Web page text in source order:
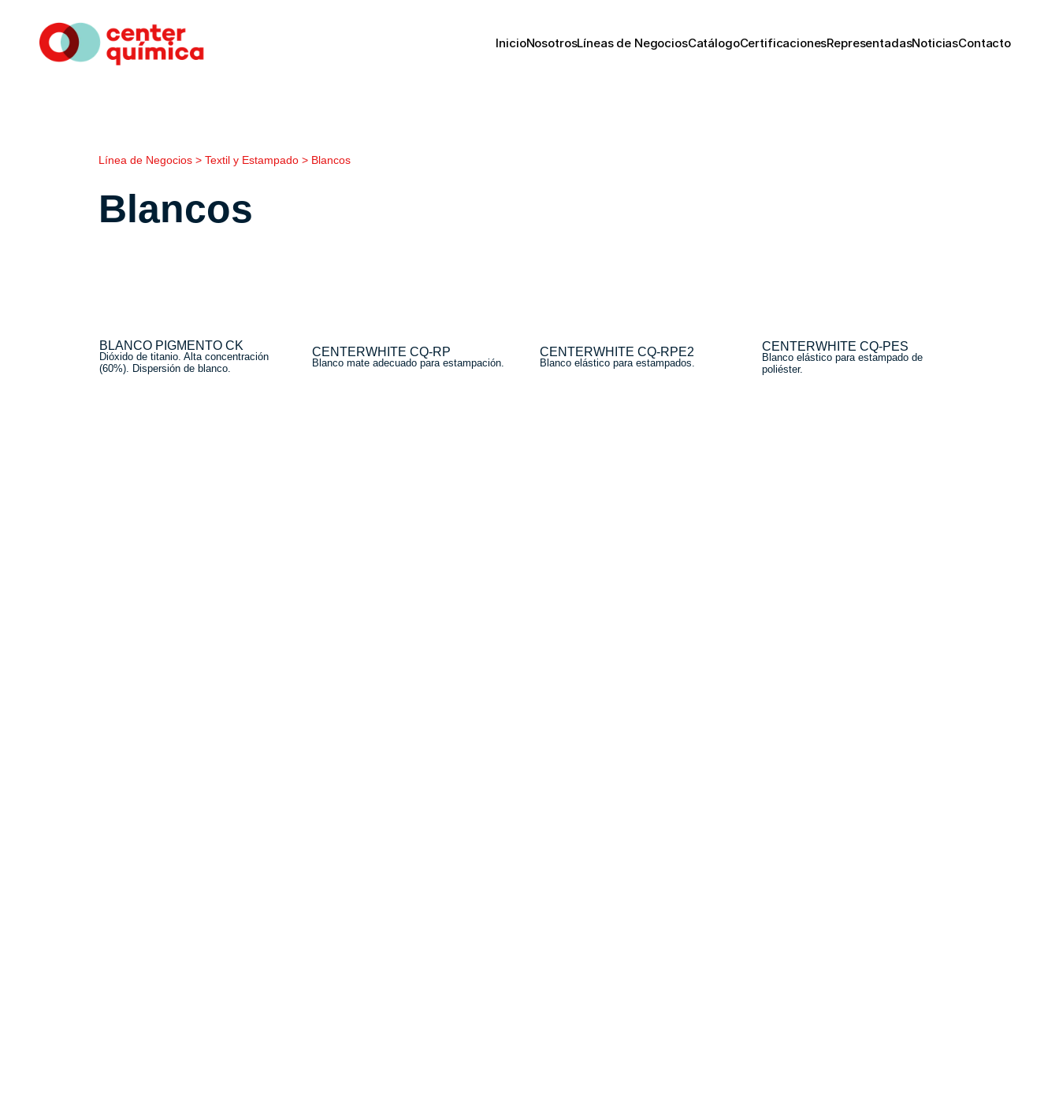
InicioNosotrosLíneas de NegociosCatálogoCertificacionesRepresentadasNoticiasContacto
BLANCO PIGMENTO CK
Dióxido de titanio. Alta concentración
(60%). Dispersión de blanco.
CENTERWHITE CQ-RP
Blanco mate adecuado para estampación.
CENTERWHITE CQ-RPE2
Blanco elástico para estampados.
CENTERWHITE CQ-PES
Blanco elástico para estampado de
poliéster.
Línea de Negocios > Textil y Estampado > Blancos
Blancos